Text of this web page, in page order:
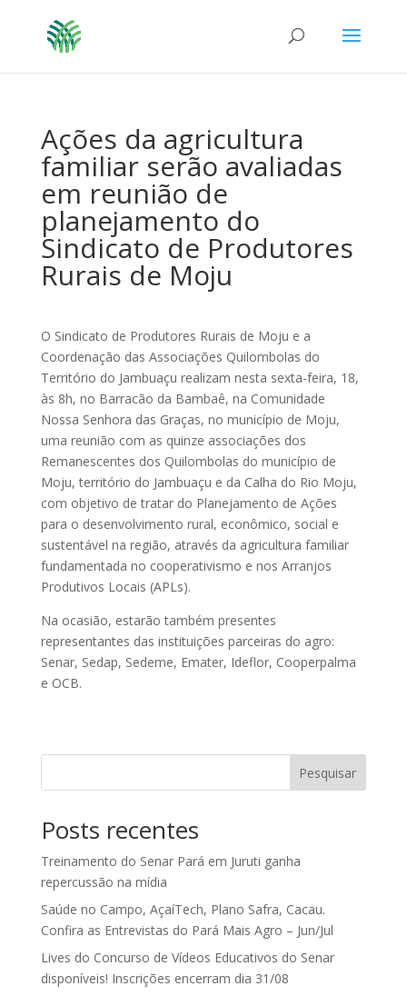
Ações da agricultura
familiar serão avaliadas
em reunião de
planejamento do
Sindicato de Produtores
Rurais de Moju
O Sindicato de Produtores Rurais de Moju e a
Coordenação das Associações Quilombolas do
Território do Jambuaçu realizam nesta sexta-feira, 18,
às 8h, no Barracão da Bambaê, na Comunidade
Nossa Senhora das Graças, no município de Moju,
uma reunião com as quinze associações dos
Remanescentes dos Quilombolas do município de
Moju, território do Jambuaçu e da Calha do Rio Moju,
com objetivo de tratar do Planejamento de Ações
para o desenvolvimento rural, econômico, social e
sustentável na região, através da agricultura familiar
fundamentada no cooperativismo e nos Arranjos
Produtivos Locais (APLs).
Na ocasião, estarão também presentes
representantes das instituições parceiras do agro:
Senar, Sedap, Sedeme, Emater, Ideflor, Cooperpalma
e OCB.
Pesquisar
Posts recentes
Treinamento do Senar Pará em Juruti ganha
repercussão na mídia
Saúde no Campo, AçaíTech, Plano Safra, Cacau.
Confira as Entrevistas do Pará Mais Agro – Jun/Jul
Lives do Concurso de Vídeos Educativos do Senar
disponíveis! Inscrições encerram dia 31/08